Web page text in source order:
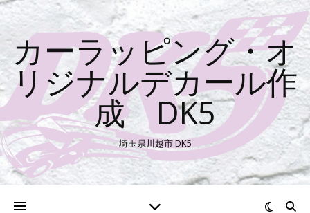
カーラッピング・オ
リジナルデカール作
成 DK5
埼玉県川越市 DK5